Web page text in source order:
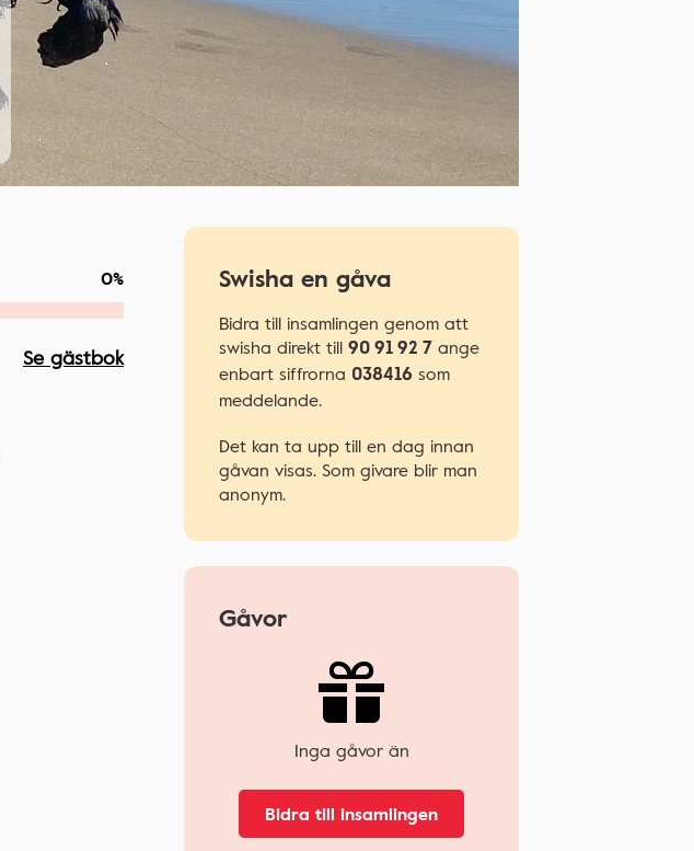
0%
Se gästbok
Swisha en gåva
Bidra till insamlingen genom att
swisha direkt till 90 91 92 7 ange
enbart siffrorna 038416 som
meddelande.
Det kan ta upp till en dag innan
gåvan visas. Som givare blir man
anonym.
Gåvor
Inga gåvor än
Bidra till insamlingen